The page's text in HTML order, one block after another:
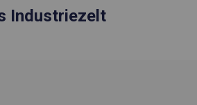
Industriezelt